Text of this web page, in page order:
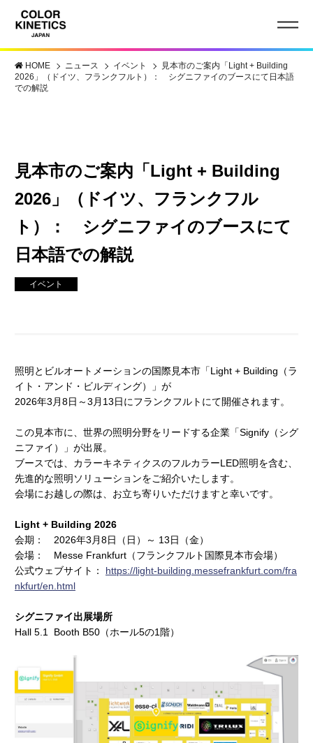
HOME ニュース イベント
見本市のご案内「Light + Building
2026」（ドイツ、フランクフルト）： シグニファイのブースにて日本語
での解説
見本市のご案内「Light + Building
2026」（ドイツ、フランクフル
ト）： シグニファイのブースにて
日本語での解説
イベント
照明とビルオートメーションの国際見本市「Light + Building（ラ
イト・アンド・ビルディング）」が
2026年3月8日～3月13日にフランクフルトにて開催されます。
この見本市に、 世界の照明分野をリードする企業「Signify（シグ
ニファイ）」 が出展。
ブースでは、カラーキネティクスのフルカラーLED照明を含む、
先進的な照明ソリューションをご紹介いたします。
会場にお越しの際は、お立ち寄りいただけますと幸いです。
Light + Building 2026
会期： 2026年3月8日（日）～ 13日（金）
会場： Messe Frankfurt（フランクフルト国際見本市会場）
公式ウェブサイト： https://light-building.messefrankfurt.com/fra
nkfurt/en.html
シグニファイ出展場所
Hall 5.1 Booth B50（ホール5の1階）